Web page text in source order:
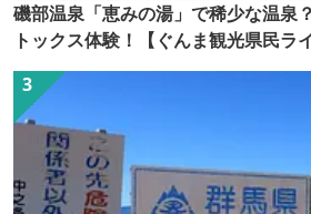
磯部温泉「恵みの湯」で稀少な温泉
トックス体験！【ぐんま観光県民ラ